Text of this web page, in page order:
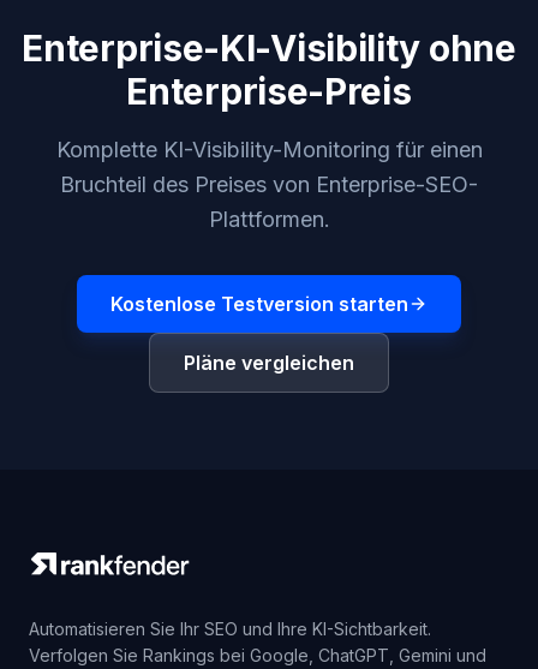
Enterprise-KI-Visibility ohne
Enterprise-Preis
Komplette KI-Visibility-Monitoring für einen
Bruchteil des Preises von Enterprise-SEO-
Plattformen.
Kostenlose Testversion starten
Pläne vergleichen
Automatisieren Sie Ihr SEO und Ihre KI-Sichtbarkeit.
Verfolgen Sie Rankings bei Google, ChatGPT, Gemini und